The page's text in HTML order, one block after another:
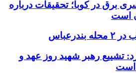
برق در کوبا؛ تحقیقات درباره
است
تشییع رهبر شهید روز عهد و
است